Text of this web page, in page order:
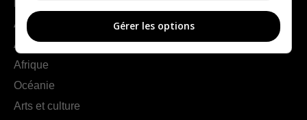
Europe
Amériques
Asie
Afrique
Océanie
Arts et culture
Gérer les options